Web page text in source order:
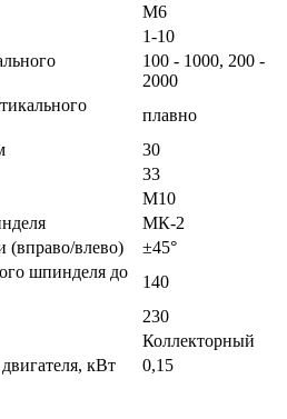
М6
1-10
100 - 1000, 200 -
2000
плавно
30
33
M10
МК-2
(вправо/влево)
±45°
шпинделя до
140
230
Коллекторный
кВт
0,15